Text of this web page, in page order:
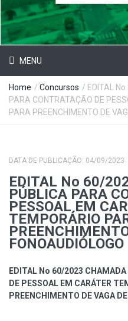
MENU
Home / Concursos / EDITAL
PARA CONTRATAÇÃO DE
PARA PREENCHIMENTO DE
DATA DE PUBLICAÇÃO: 04/09/2023
EDITAL No 60/
PÚBLICA PARA
PESSOAL EM
TEMPORÁRIO
FONOAUDIÓLOGO
EDITAL No 60/2023
DE PESSOAL EM CARÁTER
PREENCHIMENTO DE VAGA